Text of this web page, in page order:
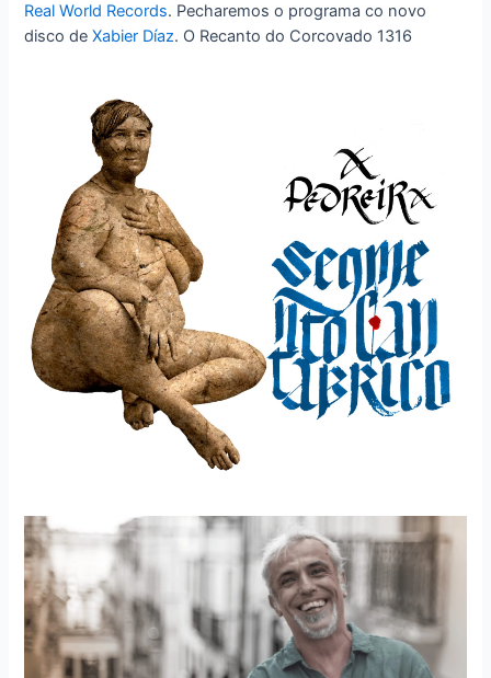
Real World Records. Pecharemos o programa co novo
disco deXabier Díaz. O Recanto do Corcovado 1316